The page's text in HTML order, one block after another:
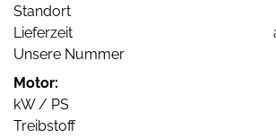
Standort
Lieferzeit
Unsere Nummer
Motor:
kW / PS
Treibstoff